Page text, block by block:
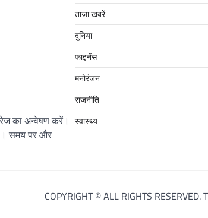
का अन्वेषण करें।
समय पर और
ताजा खबरें
दुनिया
फाइनेंस
मनोरंजन
राजनीति
स्वास्थ्य
COPYRIGHT © ALL RIGHTS